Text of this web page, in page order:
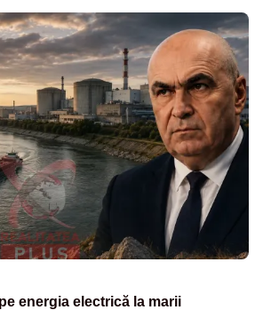
energia electrică la marii